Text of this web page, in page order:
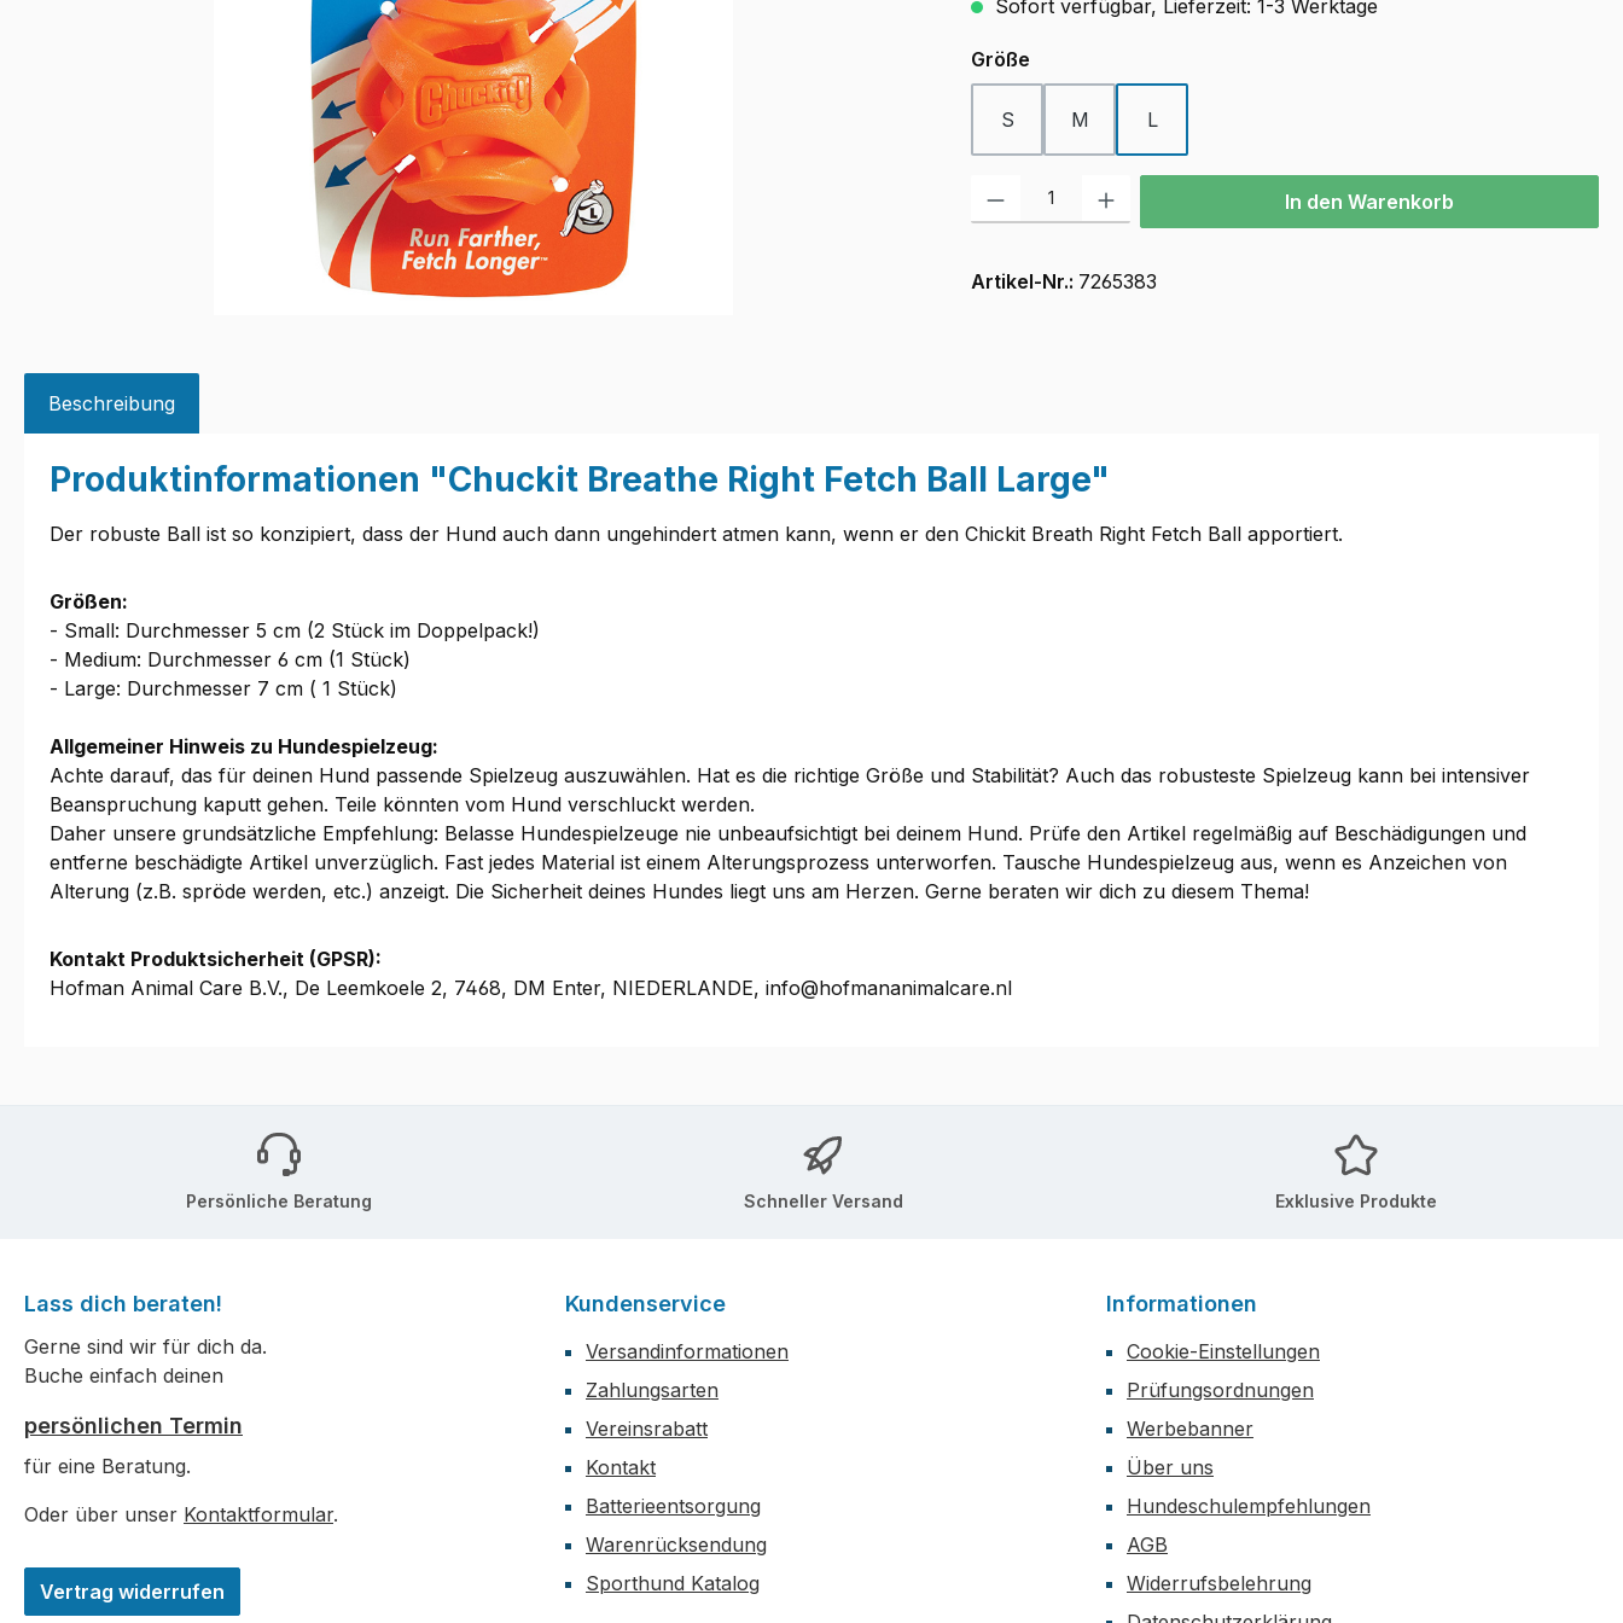
Sofort verfügbar, Lieferzeit: 1-3 Werktage
Größe
S M L
Produkt Anzahl: Gib den gewünschten Wert ein oder benutze die Schaltflächen
In den Warenkorb
Artikel-Nr.: 7265383
Beschreibung
Produktinformationen "Chuckit Breathe Right Fetch Ball Large"
Der robuste Ball ist so konzipiert, dass der Hund auch dann ungehindert atmen kann, wenn er den Chickit Breath Right Fetch Ball apportiert.
Größen:
- Small: Durchmesser 5 cm (2 Stück im Doppelpack!)
- Medium: Durchmesser 6 cm (1 Stück)
- Large: Durchmesser 7 cm ( 1 Stück)
Allgemeiner Hinweis zu Hundespielzeug:
Achte darauf, das für deinen Hund passende Spielzeug auszuwählen. Hat es die richtige Größe und Stabilität? Auch das robusteste Spielzeug kann bei intensiver
Beanspruchung kaputt gehen. Teile könnten vom Hund verschluckt werden.
Daher unsere grundsätzliche Empfehlung: Belasse Hundespielzeuge nie unbeaufsichtigt bei deinem Hund. Prüfe den Artikel regelmäßig auf Beschädigungen und
entferne beschädigte Artikel unverzüglich. Fast jedes Material ist einem Alterungsprozess unterworfen. Tausche Hundespielzeug aus, wenn es Anzeichen von
Alterung (z.B. spröde werden, etc.) anzeigt. Die Sicherheit deines Hundes liegt uns am Herzen. Gerne beraten wir dich zu diesem Thema!
Kontakt Produktsicherheit (GPSR):
Hofman Animal Care B.V., De Leemkoele 2, 7468, DM Enter, NIEDERLANDE, info@hofmananimalcare.nl
Persönliche Beratung Schneller Versand Exklusive Produkte
Lass dich beraten!
Gerne sind wir für dich da.
Buche einfach deinen
persönlichen Termin
für eine Beratung.
Oder über unser Kontaktformular.
Vertrag widerrufen
Kundenservice
Versandinformationen
Zahlungsarten
Vereinsrabatt
Kontakt
Batterieentsorgung
Warenrücksendung
Sporthund Katalog
Informationen
Cookie-Einstellungen
Prüfungsordnungen
Werbebanner
Über uns
Hundeschulempfehlungen
AGB
Widerrufsbelehrung